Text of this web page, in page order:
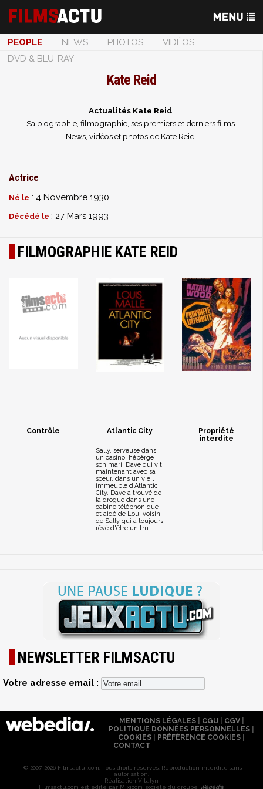
PEOPLE NEWS PHOTOS
VIDÉOS
DVD & BLU-RAY
Kate Reid
Actualités Kate Reid
Sa biographie, filmographie, ses premiers et derniers films.
News, vidéos et photos de Kate Reid.
Actrice
Né le : 4 Novembre 1930
Décédé le : 27 Mars 1993
FILMOGRAPHIE KATE REID
Contrôle Atlantic City
Sally, serveuse dans
un casino, hébèrge
son mari, Dave qui vit
maintenant avec sa
soeur, dans un vieil
immeuble d'Atlantic
City. Dave a trouvé de
la drogue dans une
cabine téléphonique
et aidé de Lou, voisin
de Sally qui a toujours
rêvé d'être un tru...
Propriété
interdite
NEWSLETTER FILMSACTU
Votre adresse email :
MENTIONS LÉGALES| CGU| CGV|
POLITIQUE DONNÉES PERSONNELLES
COOKIES
PRÉFÉRENCE COOKIES
CONTACT
© 2007-2026 Filmsactu .com. Tous droits réservés. Reproduction interdite sans
autorisation.
Réalisation Vitalyn
Filmsactu .com est édité par Mixicom, société du groupe Webedia.